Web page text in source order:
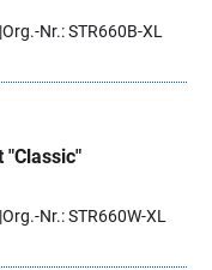
Org.-Nr.: STR660B-XL
"Classic"
Org.-Nr.: STR660W-XL